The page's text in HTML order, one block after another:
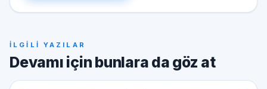
İLGİLİ YAZILAR
Devamı için bunlara da göz at